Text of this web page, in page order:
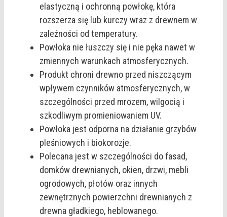
elastyczną i ochronną powłokę, która
rozszerza się lub kurczy wraz z drewnem w
zależności od temperatury.
Powłoka nie łuszczy się i nie pęka nawet w
zmiennych warunkach atmosferycznych.
Produkt chroni drewno przed niszczącym
wpływem czynników atmosferycznych, w
szczególności przed mrozem, wilgocią i
szkodliwym promieniowaniem UV.
Powłoka jest odporna na działanie grzybów
pleśniowych i biokorozje.
Polecana jest w szczególności do fasad,
domków drewnianych, okien, drzwi, mebli
ogrodowych, płotów oraz innych
zewnętrznych powierzchni drewnianych z
drewna gładkiego, heblowanego.